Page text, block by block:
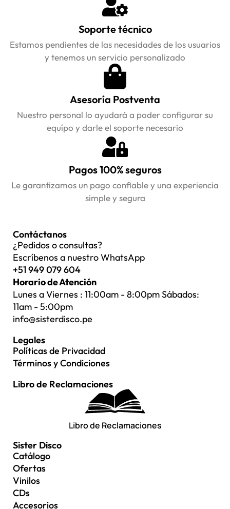
Soporte técnico
Estamos pendientes de las necesidades de los usuarios
y tenemos un servicio personalizado
Asesoría Postventa
Nuestro personal lo ayudará a poder configurar su
equípo y darle el soporte necesario
Pagos 100% seguros
Le garantizamos un pago confiable y una experiencia
simple y segura
Contáctanos
¿Pedidos o consultas?
Escríbenos a nuestro WhatsApp
+51 949 079 604
Horario de Atención
Lunes a Viernes : 11:00am - 8:00pm Sábados:
11am - 5:00pm
info@sisterdisco.pe
Legales
Políticas de Privacidad
Términos y Condiciones
Libro de Reclamaciones
Libro de Reclamaciones
Sister Disco
Catálogo
Ofertas
Vinilos
CDs
Accesorios